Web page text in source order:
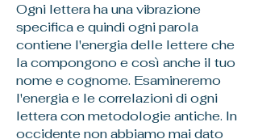
Ogni lettera ha una vibrazione
specifica e quindi ogni parola
contiene l'energia delle lettere che
la compongono e così anche il tuo
nome e cognome. Esamineremo
l'energia e le correlazioni di ogni
lettera con metodologie antiche. In
occidente non abbiamo mai dato